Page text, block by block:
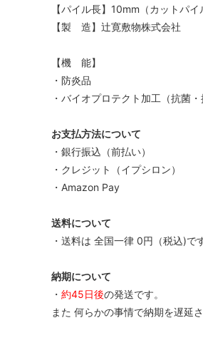
【パイル長】10mm（カットパイ
【製 造】辻寛敷物株式会社
【機 能】
・防炎品
・バイオプロテクト加工（抗菌・
お支払方法について
・銀行振込（前払い）
・クレジット（イプシロン）
・Amazon Pay
送料について
・送料は 全国一律 0円（税込)で
納期について
・ 約45日後の発送です。
また 何らかの事情で納期を遅延